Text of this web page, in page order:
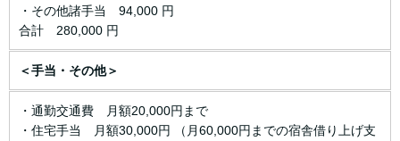
・その他諸手当 94,000 円
合計 280,000 円
＜手当・その他＞
・通勤交通費 月額20,000円まで
・住宅手当 月額30,000円 （月60,000円までの宿舎借り上げ支